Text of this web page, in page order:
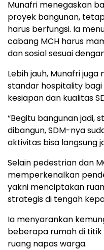
Munafri menegaskan
proyek bangunan,
harus berfungsi. Ia
cabang MCH harus
dan sosial sesuai
Lebih jauh, Munafri
standar hospitality
kesiapan dan kualitas
“Begitu bangunan jadi,
dibangun, SDM-nya
aktivitas bisa langsung
Selain pedestrian dan
memperkenalkan
yakni menciptakan
strategis di tengah
Ia menyarankan
beberapa rumah di
ruang napas warga.